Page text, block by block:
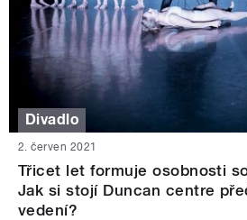
Divadlo
2. červen 2021
Třicet let formuje osobnosti
Jak si stojí Duncan centre
vedení?